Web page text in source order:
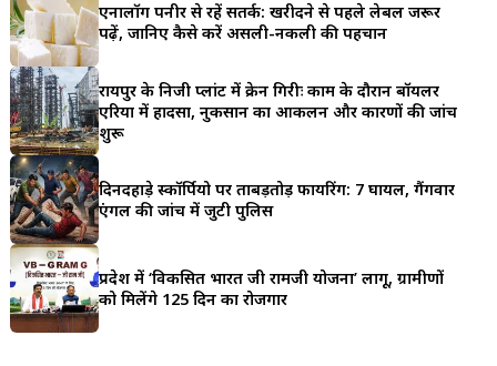
एनालॉग पनीर से रहें सतर्क: खरीदने से पहले लेबल जरूर
पढ़ें, जानिए कैसे करें असली-नकली की पहचान
रायपुर के निजी प्लांट में क्रेन गिरीः काम के दौरान बॉयलर
एरिया में हादसा, नुकसान का आकलन और कारणों की जांच
शुरू
दिनदहाड़े स्कॉर्पियो पर ताबड़तोड़ फायरिंग: 7 घायल, गैंगवार
एंगल की जांच में जुटी पुलिस
प्रदेश में ‘विकसित भारत जी रामजी योजना’ लागू, ग्रामीणों
को मिलेंगे 125 दिन का रोजगार